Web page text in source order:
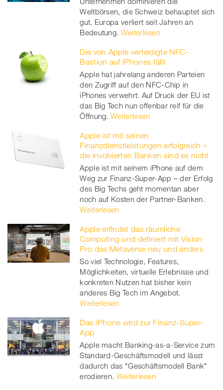
Weltbörsen, die Schweiz behauptet sich
gut, Europa verliert seit Jahren an
Bedeutung. Weiterlesen
Die von Apple verteidigte NFC-
Bastion auf iPhones fällt
Apple hat jahrelang anderen Parteien
den Zugriff auf den NFC-Chip in
iPhones verwehrt. Auf Druck der EU ist
das Big Tech nun offenbar reif für die
Öffnung. Weiterlesen
Apple ist mit seinen
Finanzdienstleistungen erfolgreich –
die involvierten Banken sind es nicht
Apple ist mit seinem iPhone auf dem
Weg zur Finanz-Super-App – der Erfolg
des Big Techs geht momentan aber
noch auf Kosten der Partner-Banken.
Weiterlesen
Apple erfindet das räumliche
Computing und definiert mit Vision
Pro das Metaverse neu und anders
So viel Technologie, Features,
Möglichkeiten, virtuelle Erlebnisse und
konkreten Nutzen hat bisher kein
anderes Big Tech im Angebot.
Weiterlesen
Das iPhone wird zur Finanz-Super-
App
Apple macht Banking-as-a-Service zum
Standard-Geschäftsmodell und lässt
dadurch das "Geschäftsmodell Bank"
erodieren. Weiterlesen